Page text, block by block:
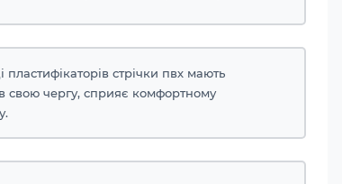
пластифікаторів стрічки пвх мають
свою чергу, сприяє комфортному